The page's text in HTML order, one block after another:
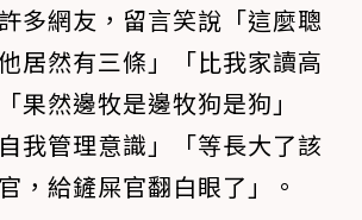
多網友，留言笑說「這麼聰
居然有三條」「比我家讀高
果然邊牧是邊牧狗是狗」
我管理意識」「等長大了該
，給鏟屎官翻白眼了」。